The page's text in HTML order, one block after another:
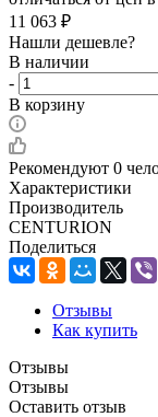
11 063 ₽
Нашли дешевле?
В наличии
-
В корзину
Рекомендуют 0
Характеристики
Производитель
CENTURION
Поделиться
Отзывы
Как купить
Отзывы
Отзывы
Оставить отзыв